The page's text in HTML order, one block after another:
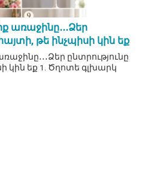
առաջինը․․․Ձեր
թե ինչպիսի կին եք
ընտրությունը
կին եք 1. Ծղոտե գլխարկ